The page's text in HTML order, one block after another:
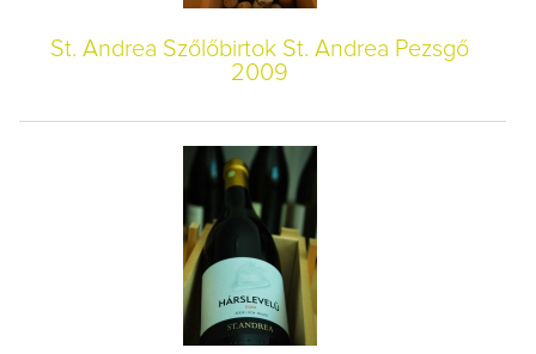
St. Andrea Szőlőbirtok St. Andrea Pezsgő
2009